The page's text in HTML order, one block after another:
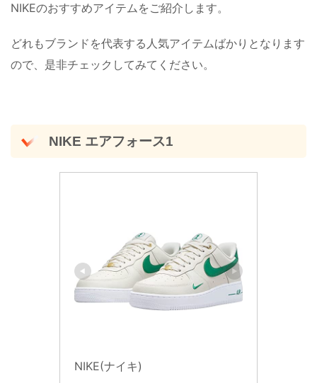
NIKEのおすすめアイテムをご紹介します。
どれもブランドを代表する人気アイテムばかりとなります
ので、是非チェックしてみてください。
NIKE エアフォース1
NIKE(ナイキ)